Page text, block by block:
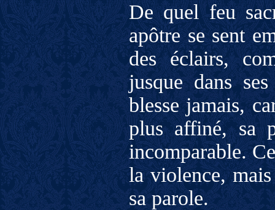
De quel feu
apôtre se sent
des éclairs,
jusque dans
blesse jamais,
plus affiné, sa
incomparable.
la violence,
sa parole.